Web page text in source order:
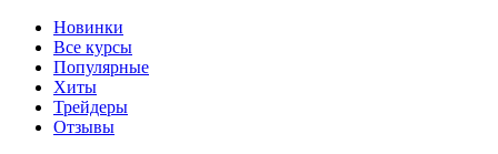
Новинки
Все курсы
Популярные
Хиты
Трейдеры
Отзывы